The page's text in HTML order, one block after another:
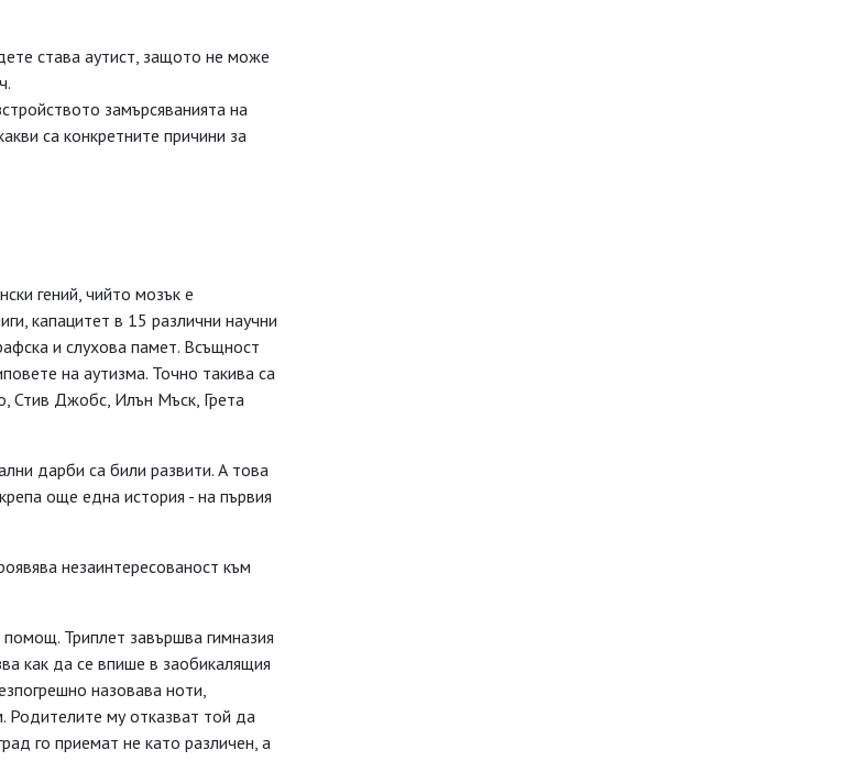
става аутист, защото не може
замърсяванията на
са конкретните причини за
гений, чийто мозък е
капацитет в 15 различни научни
и слухова памет. Всъщност
на аутизма. Точно такива са
Стив Джобс, Илън Мъск, Грета
дарби са били развити. А това
още една история - на първия
незаинтересованост към
Триплет завършва гимназия
как да се впише в заобикалящия
назовава ноти,
Родителите му отказват той да
го приемат не като различен, а